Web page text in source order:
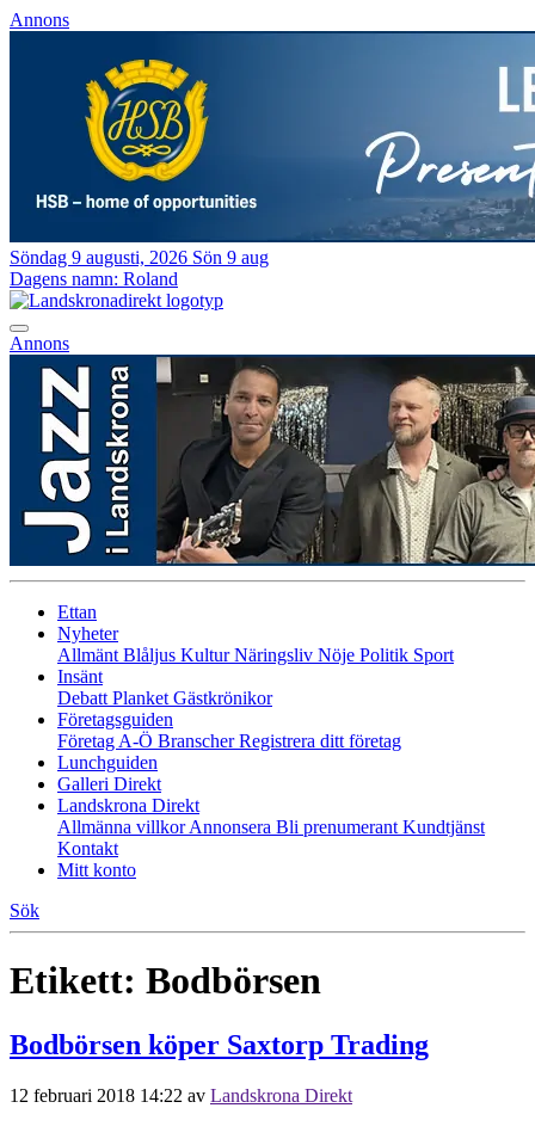
Annons
Söndag 9 augusti, 2026 Sön 9 aug
Dagens namn: Roland
Annons
Ettan
Nyheter
Allmänt Blåljus KulturNäringsliv Nöje Politik Sport
Insänt
Debatt Planket Gästkrönikor
Företagsguiden
Företag A-Ö BranscherRegistrera ditt företag
Lunchguiden
Galleri Direkt
Landskrona Direkt
Allmänna villkorAnnonsera Bli prenumerant Kundtjänst
Kontakt
Mitt konto
Sök
Etikett: Bodbörsen
Bodbörsen köper Saxtorp Trading
12 februari 2018 14:22 av Landskrona Direkt